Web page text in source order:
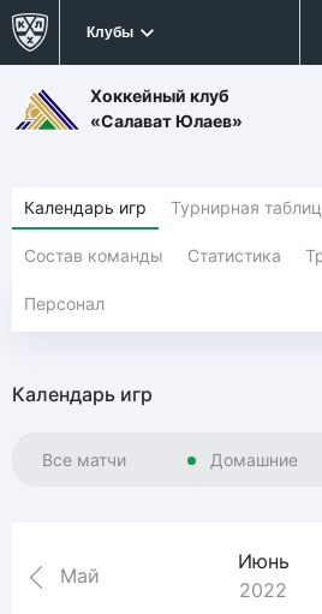
Клубы
Хоккейный клуб
«Салават Юлаев»
Календарь игр Турнирная
Состав команды Статистика
Персонал
Календарь игр
Все матчи Домашние
Май
Июнь
2022